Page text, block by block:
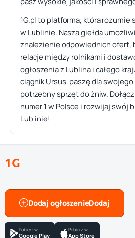
1G.pl to platforma, która
w Lublinie. Nasza giełda
znalezienie odpowiednich ofert,
relacje między rolnikami i
ogłoszenia z Lublina i całego
ciągnik Ursus, paszę dla swojego
potrzebny sprzęt do żniw. Dołącz
numer 1 w Polsce i rozwijaj swój
Lublinie!
1G
Dodaj ogłoszenie
Pobierz w
Google Play
Pobierz w
App Store